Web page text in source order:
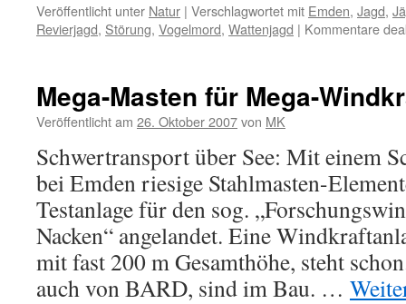
Veröffentlicht unter Natur | Verschlagwortet mit Emden, Jagd,
Revierjagd, Störung, Vogelmord, Wattenjagd | Kommentare
Mega-Masten für Mega-
Veröffentlicht am 26. Oktober 2007von MK
Schwertransport über See: Mit einem
bei Emden riesige Stahlmasten-
Testanlage für den sog.
Nacken“ angelandet. Eine
mit fast 200 m Gesamthöhe, steht
auch von BARD, sind im Bau. …